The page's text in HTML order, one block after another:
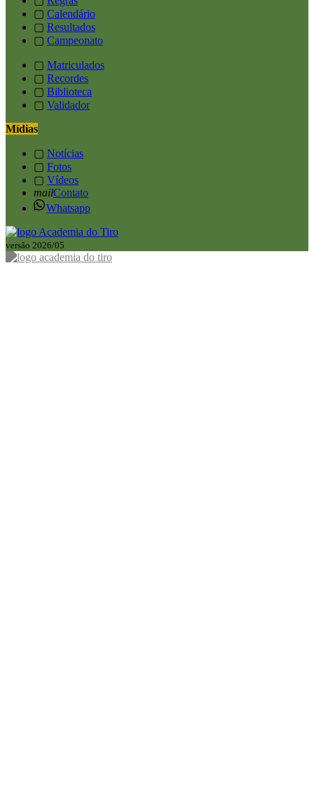
▢ Calendário
▢ Resultados
▢ Campeonato
▢ Matriculados
▢ Recordes
▢ Biblioteca
▢ Validador
Mídias
▢ Notícias
▢ Fotos
▢ Vídeos
mailContato
Whatsapp
versão 2026/05